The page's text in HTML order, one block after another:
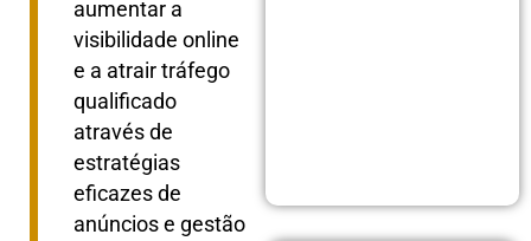
aumentar a
visibilidade online
e a atrair tráfego
qualificado
através de
estratégias
eficazes de
anúncios e gestão